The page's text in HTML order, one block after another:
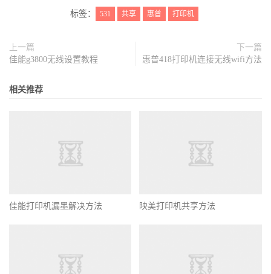
标签： 531 共享 惠普 打印机
上一篇
佳能g3800无线设置教程
下一篇
惠普418打印机连接无线wifi方法
相关推荐
佳能打印机漏墨解决方法 映美打印机共享方法